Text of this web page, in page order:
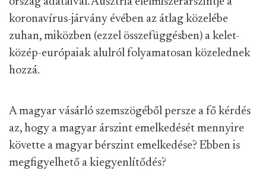
koronavírus-járvány évében az átlag közelébe
zuhan, miközben (ezzel összefüggésben) a kelet-
közép-európaiak alulról folyamatosan közelednek
hozzá.
A magyar vásárló szemszögéből persze a fő kérdés
az, hogy a magyar árszint emelkedését mennyire
követte a magyar bérszint emelkedése? Ebben is
megfigyelhető a kiegyenlítődés?